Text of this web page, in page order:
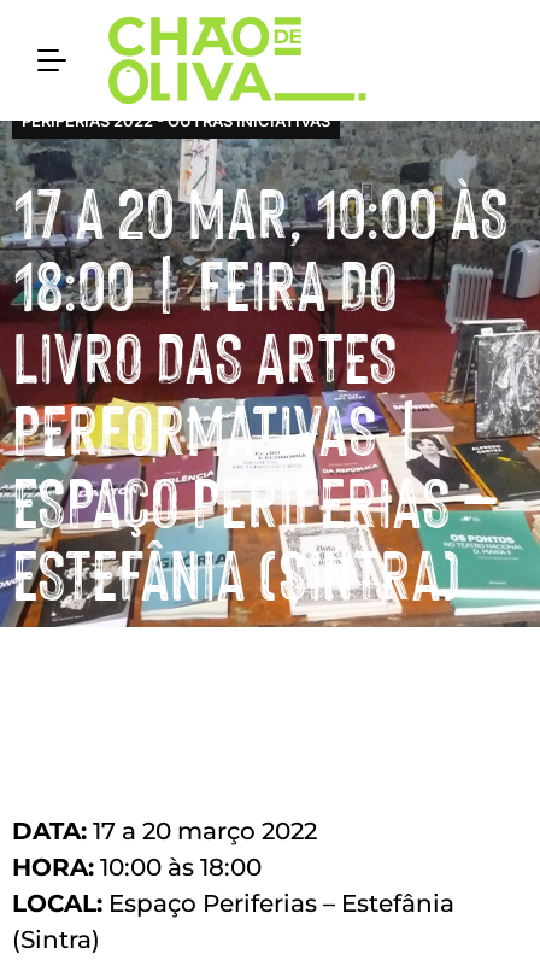
PERIFERIAS 2022 - OUTRAS INICIATIVAS
17 A 20 MAR, 10:00 ÀS
18:00 | FEIRA DO
LIVRO DAS ARTES
PERFORMATIVAS |
ESPAÇO PERIFERIAS –
ESTEFÂNIA (SINTRA)
DATA: 17 a 20 março 2022
HORA: 10:00 às 18:00
LOCAL: Espaço Periferias – Estefânia
(Sintra)